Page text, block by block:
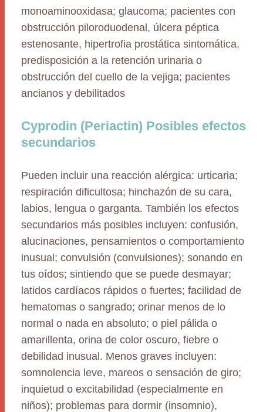
monoaminooxidasa; glaucoma; pacientes con
obstrucción piloroduodenal, úlcera péptica
estenosante, hipertrofia prostática sintomática,
predisposición a la retención urinaria o
obstrucción del cuello de la vejiga; pacientes
ancianos y debilitados
Cyprodin (Periactin) Posibles efectos
secundarios
Pueden incluir una reacción alérgica: urticaria;
respiración dificultosa; hinchazón de su cara,
labios, lengua o garganta. También los efectos
secundarios más posibles incluyen: confusión,
alucinaciones, pensamientos o comportamiento
inusual; convulsión (convulsiones); sonando en
tus oídos; sintiendo que se puede desmayar;
latidos cardíacos rápidos o fuertes; facilidad de
hematomas o sangrado; orinar menos de lo
normal o nada en absoluto; o piel pálida o
amarillenta, orina de color oscuro, fiebre o
debilidad inusual. Menos graves incluyen:
somnolencia leve, mareos o sensación de giro;
inquietud o excitabilidad (especialmente en
niños); problemas para dormir (insomnio),